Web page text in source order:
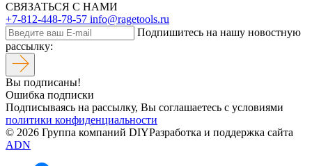
СВЯЗАТЬСЯ С НАМИ
+7-812-448-78-57 info@ragetools.ru
Подпишитесь на нашу новостную
рассылку:
Вы подписаны!
Ошибка подписки
Подписываясь на рассылку, Вы соглашаетесь c условиями
политики конфиденциальности
© 2026 Группа компаний DIYРазработка и поддержка сайта
ADN